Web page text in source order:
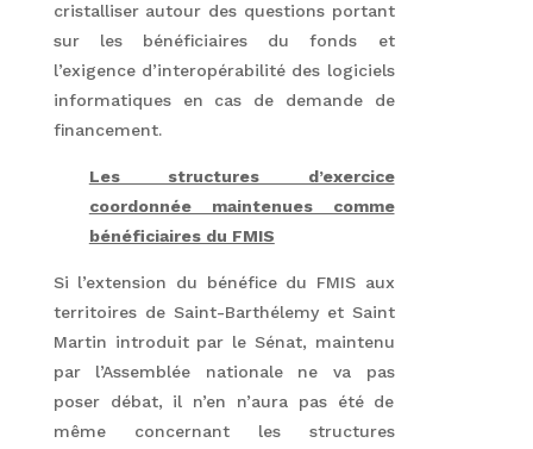
cristalliser autour des questions portant
sur les bénéficiaires du fonds et
l’exigence d’interopérabilité des logiciels
informatiques en cas de demande de
financement.
Les structures d’exercice
coordonnée maintenues comme
bénéficiaires du FMIS
Si l’extension du bénéfice du FMIS aux
territoires de Saint-Barthélemy et Saint
Martin introduit par le Sénat, maintenu
par l’Assemblée nationale ne va pas
poser débat, il n’en n’aura pas été de
même concernant les structures